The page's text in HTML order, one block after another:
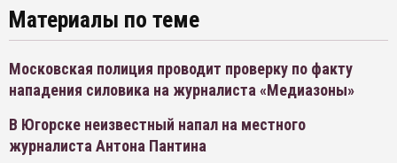
Материалы по теме
Московская полиция проводит проверку по факту
нападения силовика на журналиста «Медиазоны»
В Югорске неизвестный напал на местного
журналиста Антона Пантина